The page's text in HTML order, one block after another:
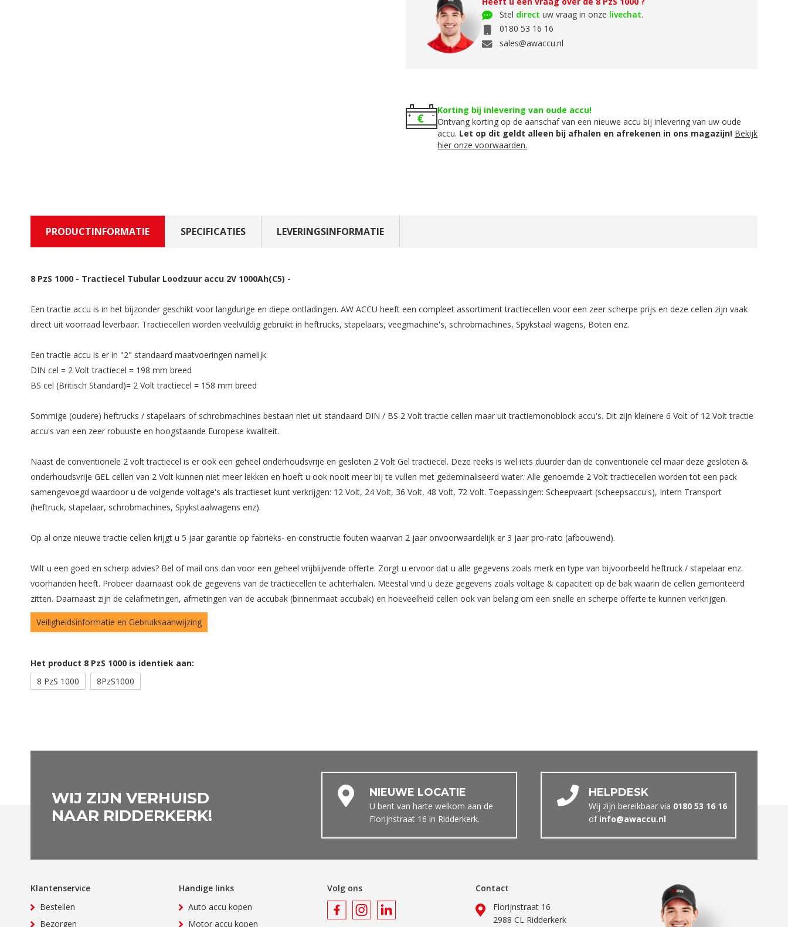
Stel direct uw vraag in onze livechat.
0180 53 16 16
sales@awaccu.nl
Korting bij inlevering van oude accu!
Ontvang korting op de aanschaf van een nieuwe accu bij inlevering van uw oude
accu. Let op dit geldt alleen bij afhalen en afrekenen in ons magazijn! Bekijk
hier onze voorwaarden.
PRODUCTINFORMATIE
8 PzS 1000 - Tractiecel Tubular Loodzuur accu 2V 1000Ah(C5) -
Een tractie accu is in het bijzonder geschikt voor langdurige en diepe ontladingen. AW ACCU heeft een compleet assortiment tractiecellen voor een zeer scherpe prijs en deze cellen zijn vaak
direct uit voorraad leverbaar. Tractiecellen worden veelvuldig gebruikt in heftrucks, stapelaars, veegmachine's, schrobmachines, Spykstaal wagens, Boten enz.
Een tractie accu is er in "2" standaard maatvoeringen namelijk:
DIN cel = 2 Volt tractiecel = 198 mm breed
BS cel (Britisch Standard)= 2 Volt tractiecel = 158 mm breed
Sommige (oudere) heftrucks / stapelaars of schrobmachines bestaan niet uit standaard DIN / BS 2 Volt tractie cellen maar uit tractiemonoblock accu's. Dit zijn kleinere 6 Volt of 12 Volt tractie
accu's van een zeer robuuste en hoogstaande Europese kwaliteit.
Naast de conventionele 2 volt tractiecel is er ook een geheel onderhoudsvrije en gesloten 2 Volt Gel tractiecel. Deze reeks is wel iets duurder dan de conventionele cel maar deze gesloten &
onderhoudsvrije GEL cellen van 2 Volt kunnen niet meer lekken en hoeft u ook nooit meer bij te vullen met gedeminaliseerd water. Alle genoemde 2 Volt tractiecellen worden tot een pack
samengevoegd waardoor u de volgende voltage's als tractieset kunt verkrijgen: 12 Volt, 24 Volt, 36 Volt, 48 Volt, 72 Volt. Toepassingen: Scheepvaart (scheepsaccu's), Intern Transport
(heftruck, stapelaar, schrobmachines, Spykstaalwagens enz).
Op al onze nieuwe tractie cellen krijgt u 5 jaar garantie op fabrieks- en constructie fouten waarvan 2 jaar onvoorwaardelijk er 3 jaar pro-rato (afbouwend).
Wilt u een goed en scherp advies? Bel of mail ons dan voor een geheel vrijblijvende offerte. Zorgt u ervoor dat u alle gegevens zoals merk en type van bijvoorbeeld heftruck / stapelaar enz.
voorhanden heeft. Probeer daarnaast ook de gegevens van de tractiecellen te achterhalen. Meestal vind u deze gegevens zoals voltage & capaciteit op de bak waarin de cellen gemonteerd
zitten. Daarnaast zijn de celafmetingen, afmetingen van de accubak (binnenmaat accubak) en hoeveelheid cellen ook van belang om een snelle en scherpe offerte te kunnen verkrijgen.
Veiligheidsinformatie en Gebruiksaanwijzing
Het product 8 PzS 1000 is identiek aan:
8 PzS 1000
8PzS1000
SPECIFICATIES LEVERINGSINFORMATIE
WIJ ZIJN VERHUISD
NAAR RIDDERKERK!
HELPDESK
Wij zijn bereikbaar via 0180 53 16 16
of info@awaccu.nl
NIEUWE LOCATIE
U bent van harte welkom aan de
Florijnstraat 16 in Ridderkerk.
Klantenservice
Bestellen
Bezorgen
Handige links
Auto accu kopen
Motor accu kopen
Volg ons
Contact
Florijnstraat 16
2988 CL Ridderkerk